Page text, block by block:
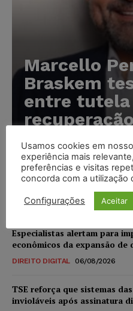
Marcello
Braskem
entre
IA da Anthropic cria
NOTÍCIAS 06/08/2026
Especialistas alertam para
econômicos da expansão
DIREITO DIGITAL 06/08/2026
TSE reforça que sistemas
invioláveis após assinatura
Usamos cookies em
experiência mais
preferências e visitas
concorda com a utilização
Configurações Aceitar